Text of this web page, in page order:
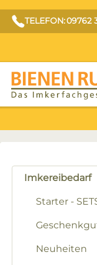
TELEFON: 09762
Imkereibedarf
Starter -
Neuheiten